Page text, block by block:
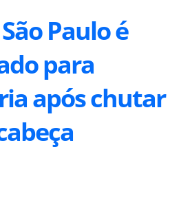
Paulo é
para
após chutar